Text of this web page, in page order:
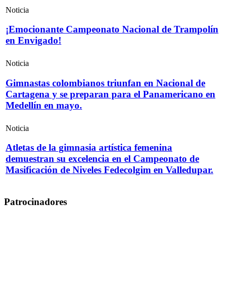
Noticia
¡Emocionante Campeonato Nacional de Trampolín
en Envigado!
Noticia
Gimnastas colombianos triunfan en Nacional de
Cartagena y se preparan para el Panamericano en
Medellín en mayo.
Noticia
Atletas de la gimnasia artística femenina
demuestran su excelencia en el Campeonato de
Masificación de Niveles Fedecolgim en Valledupar.
Patrocinadores